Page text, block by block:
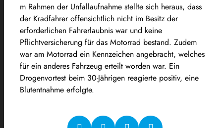
m Rahmen der Unfallaufnahme stellte sich heraus, dass
der Kradfahrer offensichtlich nicht im Besitz der
erforderlichen Fahrerlaubnis war und keine
Pflichtversicherung für das Motorrad bestand. Zudem
war am Motorrad ein Kennzeichen angebracht, welches
für ein anderes Fahrzeug erteilt worden war. Ein
Drogenvortest beim 30-Jährigen reagierte positiv, eine
Blutentnahme erfolgte.